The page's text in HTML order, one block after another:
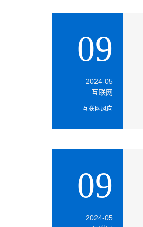
09
2024-05
互联网
互联网风向
09
2024-05